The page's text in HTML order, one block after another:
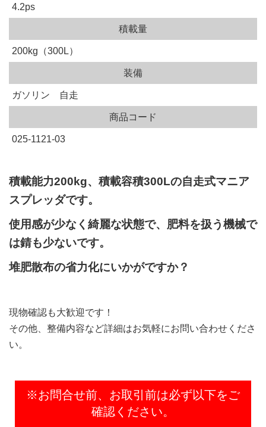
4.2ps
積載量
200kg（300L）
装備
ガソリン 自走
商品コード
025-1121-03
積載能力200kg、積載容積300Lの自走式マニア
スプレッダです。
使用感が少なく綺麗な状態で、肥料を扱う機械で
は錆も少ないです。
堆肥散布の省力化にいかがですか？
現物確認も大歓迎です！
その他、整備内容など詳細はお気軽にお問い合わせくださ
い。
※お問合せ前、お取引前は必ず以下をご
確認ください。